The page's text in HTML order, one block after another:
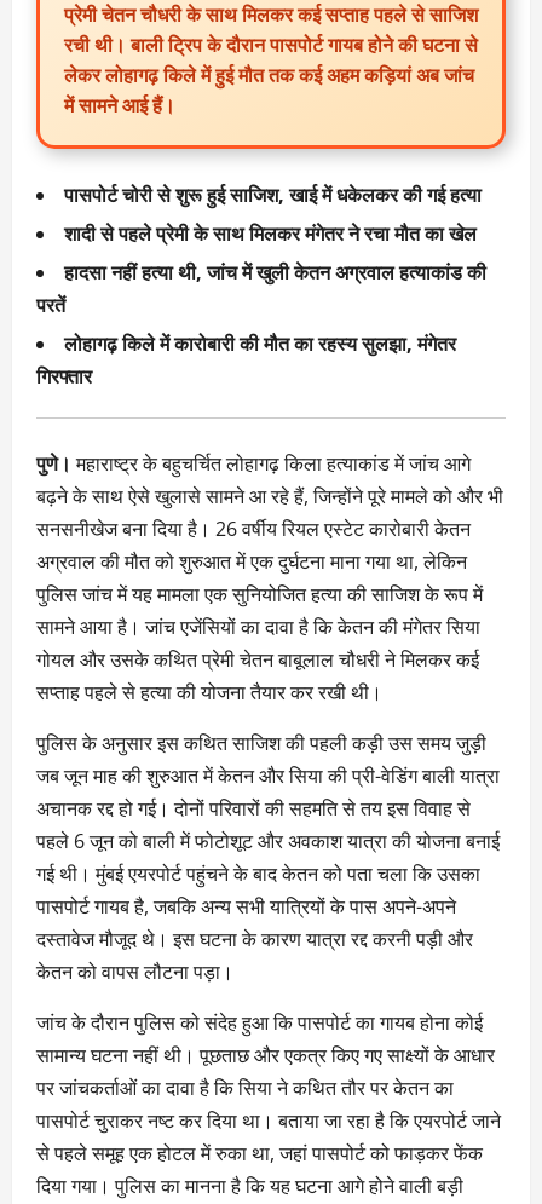
प्रेमी चेतन चौधरी के साथ मिलकर कई सप्ताह पहले से साजिश
रची थी। बाली ट्रिप के दौरान पासपोर्ट गायब होने की घटना से
लेकर लोहागढ़ किले में हुई मौत तक कई अहम कड़ियां अब जांच
में सामने आई हैं।
पासपोर्ट चोरी से शुरू हुई साजिश, खाई में धकेलकर की गई हत्या
शादी से पहले प्रेमी के साथ मिलकर मंगेतर ने रचा मौत का खेल
हादसा नहीं हत्या थी, जांच में खुली केतन अग्रवाल हत्याकांड की
परतें
लोहागढ़ किले में कारोबारी की मौत का रहस्य सुलझा, मंगेतर
गिरफ्तार
पुणे। महाराष्ट्र के बहुचर्चित लोहागढ़ किला हत्याकांड में जांच आगे
बढ़ने के साथ ऐसे खुलासे सामने आ रहे हैं, जिन्होंने पूरे मामले को और भी
सनसनीखेज बना दिया है। 26 वर्षीय रियल एस्टेट कारोबारी केतन
अग्रवाल की मौत को शुरुआत में एक दुर्घटना माना गया था, लेकिन
पुलिस जांच में यह मामला एक सुनियोजित हत्या की साजिश के रूप में
सामने आया है। जांच एजेंसियों का दावा है कि केतन की मंगेतर सिया
गोयल और उसके कथित प्रेमी चेतन बाबूलाल चौधरी ने मिलकर कई
सप्ताह पहले से हत्या की योजना तैयार कर रखी थी।
पुलिस के अनुसार इस कथित साजिश की पहली कड़ी उस समय जुड़ी
जब जून माह की शुरुआत में केतन और सिया की प्री-वेडिंग बाली यात्रा
अचानक रद्द हो गई। दोनों परिवारों की सहमति से तय इस विवाह से
पहले 6 जून को बाली में फोटोशूट और अवकाश यात्रा की योजना बनाई
गई थी। मुंबई एयरपोर्ट पहुंचने के बाद केतन को पता चला कि उसका
पासपोर्ट गायब है, जबकि अन्य सभी यात्रियों के पास अपने-अपने
दस्तावेज मौजूद थे। इस घटना के कारण यात्रा रद्द करनी पड़ी और
केतन को वापस लौटना पड़ा।
जांच के दौरान पुलिस को संदेह हुआ कि पासपोर्ट का गायब होना कोई
सामान्य घटना नहीं थी। पूछताछ और एकत्र किए गए साक्ष्यों के आधार
पर जांचकर्ताओं का दावा है कि सिया ने कथित तौर पर केतन का
पासपोर्ट चुराकर नष्ट कर दिया था। बताया जा रहा है कि एयरपोर्ट जाने
से पहले समूह एक होटल में रुका था, जहां पासपोर्ट को फाड़कर फेंक
दिया गया। पुलिस का मानना है कि यह घटना आगे होने वाली बड़ी